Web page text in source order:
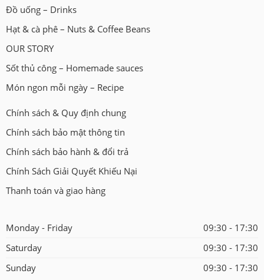
Đồ uống – Drinks
Hạt & cà phê – Nuts & Coffee Beans
OUR STORY
Sốt thủ công – Homemade sauces
Món ngon mỗi ngày – Recipe
Chính sách & Quy định chung
Chính sách bảo mật thông tin
Chính sách bảo hành & đổi trả
Chính Sách Giải Quyết Khiếu Nại
Thanh toán và giao hàng
Monday - Friday
09:30 - 17:30
Saturday
09:30 - 17:30
Sunday
09:30 - 17:30